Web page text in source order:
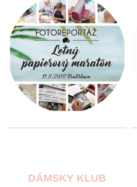
DÁMSKY KLUB